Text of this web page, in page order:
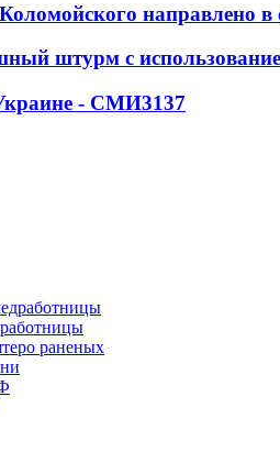
направлено в
штурм с
- СМИ3137
раненых